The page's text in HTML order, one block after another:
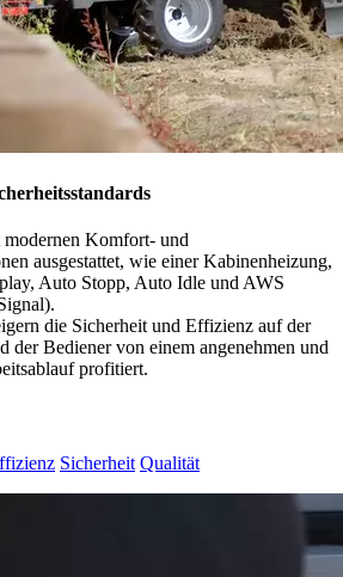
Komfort- und
ausgestattet, wie einer Kabinenheizung,
Auto Stopp, Auto Idle und AWS
die Sicherheit und Effizienz auf der
der Bediener von einem angenehmen und
profitiert.
Sicherheit Qualität